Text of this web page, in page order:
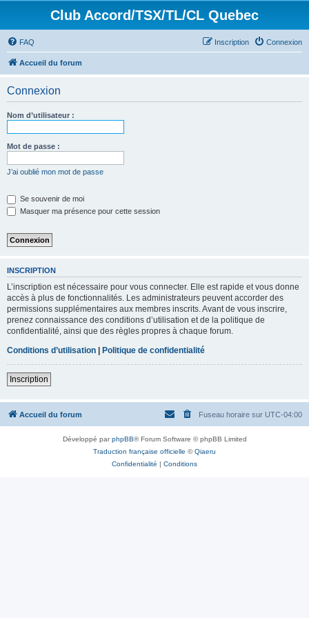
Club Accord/TSX/TL/CL Quebec
FAQ Connexion
Inscription
Accueil du forum
Connexion
Nom d’utilisateur :
Mot de passe :
J’ai oublié mon mot de passe
Se souvenir de moi
Masquer ma présence pour cette session
INSCRIPTION
L’inscription est nécessaire pour vous connecter. Elle est rapide et vous donne
accès à plus de fonctionnalités. Les administrateurs peuvent accorder des
permissions supplémentaires aux membres inscrits. Avant de vous inscrire,
prenez connaissance des conditions d’utilisation et de la politique de
confidentialité, ainsi que des règles propres à chaque forum.
Conditions d’utilisation | Politique de confidentialité
Inscription
Accueil du forum Fuseau horaire sur UTC-04:00
Développé parphpBB® Forum Software © phpBB Limited
Traduction française officielle ©Qiaeru
Confidentialité | Conditions